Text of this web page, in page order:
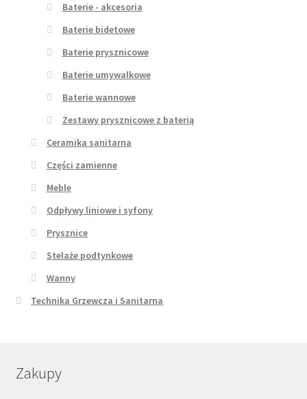
Baterie - akcesoria
Baterie bidetowe
Baterie prysznicowe
Baterie umywalkowe
Baterie wannowe
Zestawy prysznicowe z baterią
Ceramika sanitarna
Części zamienne
Meble
Odpływy liniowe i syfony
Prysznice
Stelaże podtynkowe
Wanny
Technika Grzewcza i Sanitarna
Zakupy